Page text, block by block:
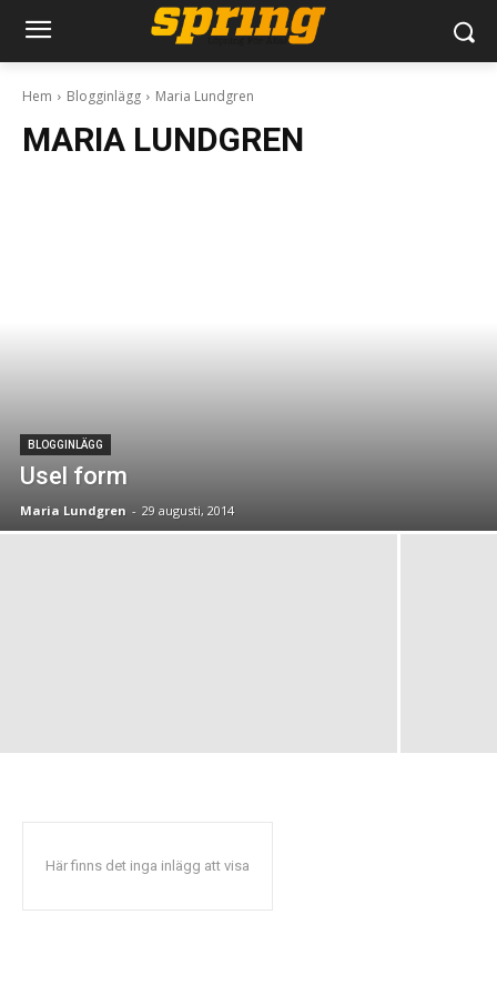
Hem Blogginlägg Maria Lundgren
MARIA LUNDGREN
BLOGGINLÄGG
Usel form
Maria Lundgren - 29 augusti, 2014
Här finns det inga inlägg att visa